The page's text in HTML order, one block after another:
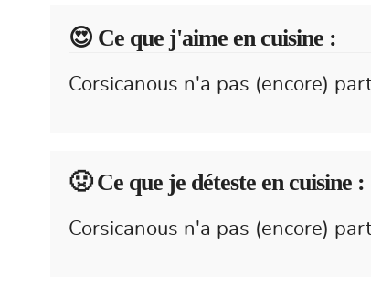
😍️ Ce que j'aime en cuisine :
Corsicanous n'a pas (encore)
🤢 Ce que je déteste en cuisine :
Corsicanous n'a pas (encore)